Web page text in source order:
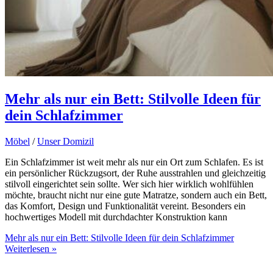
Mehr als nur ein Bett: Stilvolle Ideen für
dein Schlafzimmer
Möbel /Unser Domizil
Ein Schlafzimmer ist weit mehr als nur ein Ort zum Schlafen. Es ist
ein persönlicher Rückzugsort, der Ruhe ausstrahlen und gleichzeitig
stilvoll eingerichtet sein sollte. Wer sich hier wirklich wohlfühlen
möchte, braucht nicht nur eine gute Matratze, sondern auch ein Bett,
das Komfort, Design und Funktionalität vereint. Besonders ein
hochwertiges Modell mit durchdachter Konstruktion kann
Mehr als nur ein Bett: Stilvolle Ideen für dein Schlafzimmer
Weiterlesen »